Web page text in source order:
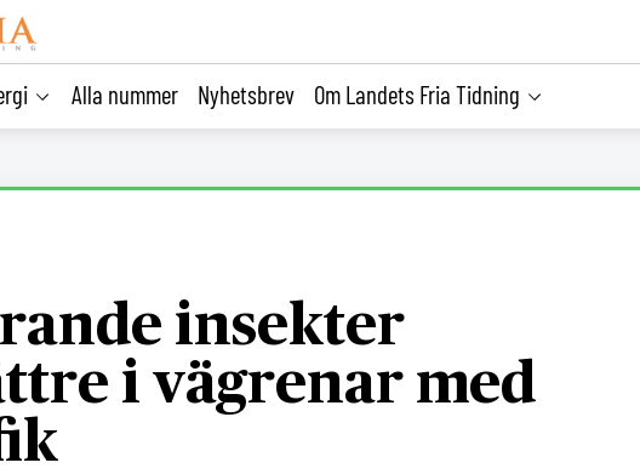
Alla nummer Nyhetsbrev Om Landets Fria Tidning
insekter
i vägrenar med